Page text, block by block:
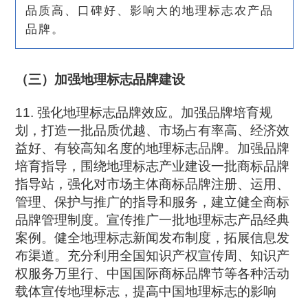
品质高、口碑好、影响大的地理标志农产品
品牌。
（三）加强地理标志品牌建设
11. 强化地理标志品牌效应。加强品牌培育规
划，打造一批品质优越、市场占有率高、经济效
益好、有较高知名度的地理标志品牌。加强品牌
培育指导，围绕地理标志产业建设一批商标品牌
指导站，强化对市场主体商标品牌注册、运用、
管理、保护与推广的指导和服务，建立健全商标
品牌管理制度。宣传推广一批地理标志产品经典
案例。健全地理标志新闻发布制度，拓展信息发
布渠道。充分利用全国知识产权宣传周、知识产
权服务万里行、中国国际商标品牌节等各种活动
载体宣传地理标志，提高中国地理标志的影响